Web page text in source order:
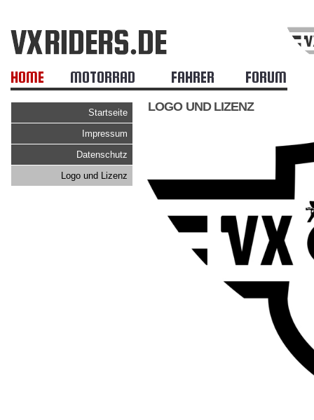
HOME MOTORRAD FAHRER FORUM
Startseite
Impressum
Datenschutz
Logo und Lizenz
LOGO UND LIZENZ